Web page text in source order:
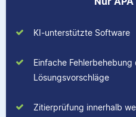
KI-unterstützte Software
Einfache
Lösungsvorschläge
Zitierprüfung innerhalb